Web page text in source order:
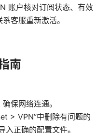
账户核对订阅状态、有效
客服重新激活。
南
保网络连通。
> VPN”中删除有问题的
正确的配置文件。